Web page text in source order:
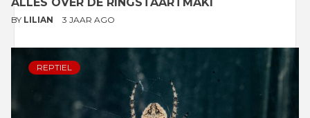
BY LILIAN 3 JAAR AGO
REPTIEL